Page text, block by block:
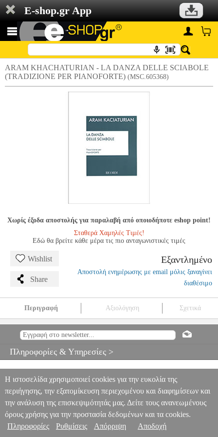
E-shop.gr App
ARAM KHACHATURIAN - LA DANZA DELLE SCIABOLE
(TRADIZIONE PER PIANOFORTE) (MSC.605368)
Χωρίς έξοδα αποστολής για παραλαβή από οποιοδήποτε eshop point!
Σταθερά Χαμηλές Τιμές!
Εδώ θα βρείτε κάθε μέρα τις πιο ανταγωνιστικές τιμές
Wishlist
Share
Εξαντλημένο
Αποστολή ενημέρωσης με email μόλις ξαναγίνει
διαθέσιμο
Περιγραφή Αξιολόγηση Σχετικά
(TRADIZIONE PER PIANOFORTE)
MSC.605368
KHACHATURIAN - LA DANZA DELLE SCIABOLE
Πληροφορίες & Υπηρεσίες >
Η ιστοσελίδα χρησιμοποιεί cookies για την ευκολία της
περιήγησης, την εξατομίκευση περιεχομένου και διαφημίσεων και
την ανάλυση της επισκεψιμότητάς μας. Δείτε τους ανανεωμένους
όρους χρήσης για την προστασία δεδομένων και τα cookies.
Πληροφορίες
Ρυθμίσεις Απόρριψη Αποδοχή